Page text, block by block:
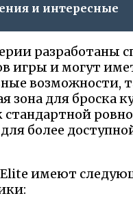
и интересные
разработаны
игры и могут
возможности,
зона для броска
стандартной
более
имеют